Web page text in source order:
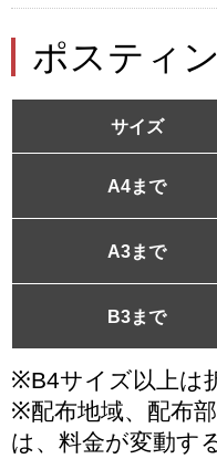
ポスティ
サイズ
A4まで
A3まで
B3まで
※B4サイズ以上は
※配布地域、配布
は、料金が変動す